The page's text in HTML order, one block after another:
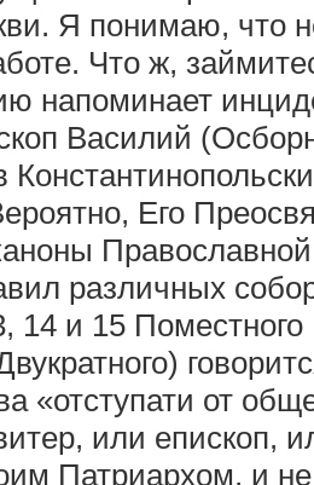
Я понимаю, что
Что ж,
напоминает
Василий
Его
различных
14 и 15 Поместного
«отступати от
или епископ,
Патриархом, и не